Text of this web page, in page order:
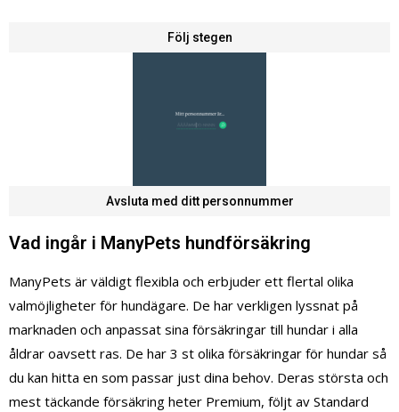
Följ stegen
Avsluta med ditt personnummer
Vad ingår i ManyPets hundförsäkring
ManyPets är väldigt flexibla och erbjuder ett flertal olika
valmöjligheter för hundägare. De har verkligen lyssnat på
marknaden och anpassat sina försäkringar till hundar i alla
åldrar oavsett ras. De har 3 st olika försäkringar för hundar så
du kan hitta en som passar just dina behov. Deras största och
mest täckande försäkring heter Premium, följt av Standard